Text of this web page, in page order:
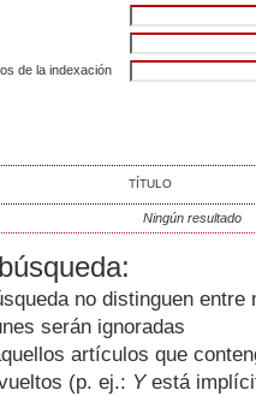
de la indexación
TÍTULO
Ningún resultado
no distinguen
serán ignoradas
artículos que
(p. ej.: Yestá